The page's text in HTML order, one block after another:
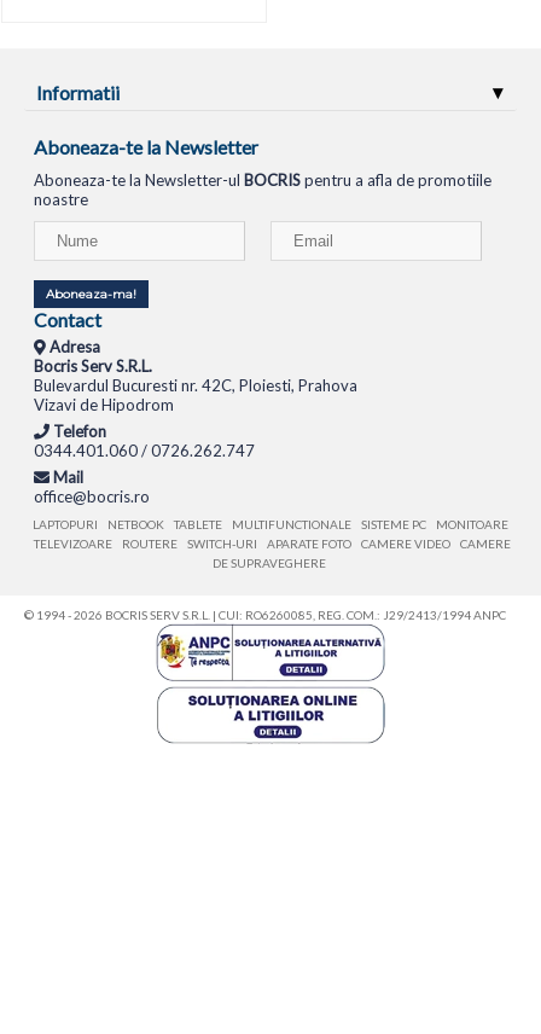
Informatii
Aboneaza-te la Newsletter
Aboneaza-te la Newsletter-ul BOCRISpentru a afla de promotiile
noastre
Aboneaza-ma!
Contact
Adresa
Bocris Serv S.R.L.
Bulevardul Bucuresti nr. 42C, Ploiesti, Prahova
Vizavi de Hipodrom
Telefon
0344.401.060 / 0726.262.747
Mail
office@bocris.ro
LAPTOPURI NETBOOK TABLETE MULTIFUNCTIONALE SISTEME PC
MONITOARE
TELEVIZOARE
ROUTERE SWITCH-URI APARATE FOTO CAMERE VIDEO
CAMERE
DE SUPRAVEGHERE
© 1994 - 2026 BOCRIS SERV S.R.L. | CUI: RO6260085, REG. COM.: J29/2413/1994ANPC